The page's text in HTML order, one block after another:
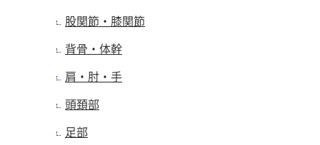
股関節・膝関節
背骨・体幹
肩・肘・手
頭頚部
足部